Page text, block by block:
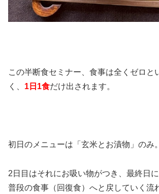
この半断食セミナー、食事は全くゼロと
く、 1日1食だけ出されます。
初日のメニューは「玄米とお漬物」のみ。
2日目はそれにお吸い物がつき、最終日
普段の食事（回復食）へと戻していく流